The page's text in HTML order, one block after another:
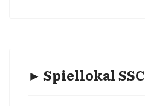
► Spiellokal SSC